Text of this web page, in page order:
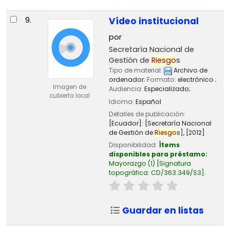
9.
Imagen de
cubierta local
Vídeo institucional
por
Secretaría Nacional de
Gestión de Riesgos
Tipo de material:
Archivo de
ordenador; Formato: electrónico ;
Audiencia: Especializado;
Idioma: Español
Detalles de publicación:
[Ecuador]: [Secretaría Nacional
de Gestión deRiesgos], [2012]
Disponibilidad: Ítems
disponibles para préstamo:
Mayorazgo (1) Signatura
topográfica: CD/363.349/S3 .
Guardar en listas